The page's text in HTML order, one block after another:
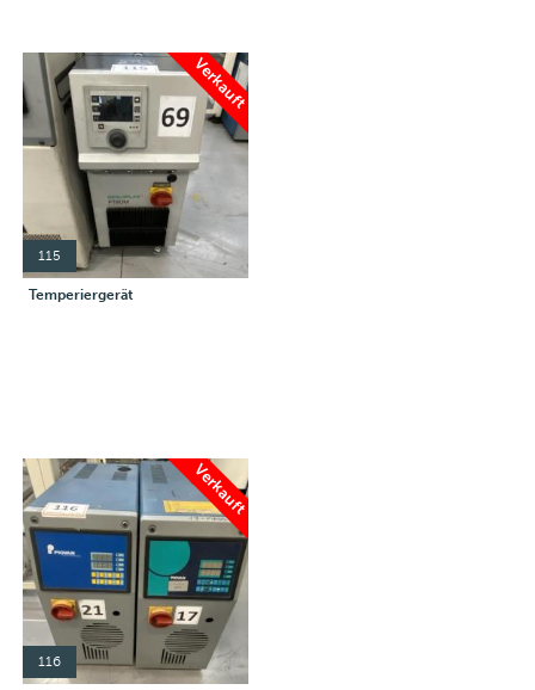
Verkauft
115
Temperiergerät
Verkauft
116